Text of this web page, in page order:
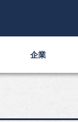
企業